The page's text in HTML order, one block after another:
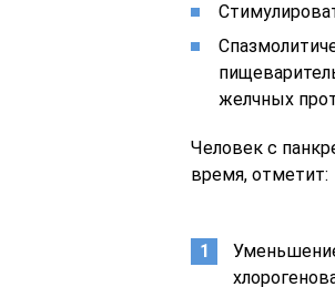
желчных
Человек с
время, отметит: